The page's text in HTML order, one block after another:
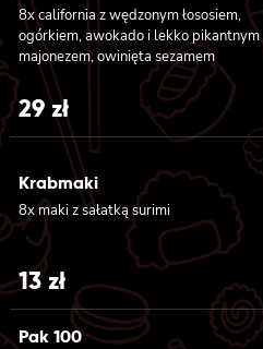
8x california z wędzonym łososiem,
ogórkiem, awokado i lekko pikantnym
majonezem, owinięta sezamem
29zł
Krabmaki
8x maki z sałatką surimi
13zł
Pak 100